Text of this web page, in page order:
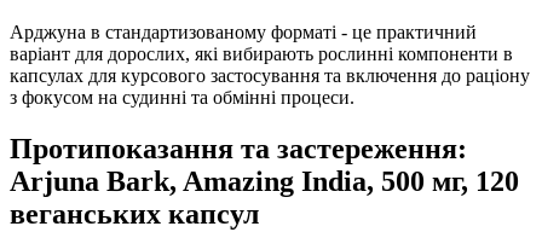
Арджуна в стандартизованому форматі - це практичний
варіант для дорослих, які вибирають рослинні компоненти в
капсулах для курсового застосування та включення до раціону
з фокусом на судинні та обмінні процеси.
Протипоказання та застереження:
Arjuna Bark, Amazing India, 500 мг, 120
веганських капсул